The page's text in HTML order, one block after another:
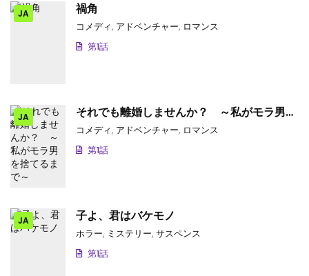
JA 禍角
コメディ, アドベンチャー, ロマンス
第1話
JA
それでも離婚しませんか？ ～私がモラ男を
捨てるまで～
コメディ, アドベンチャー, ロマンス
第1話
JA 子よ、君はバケモノ
ホラー, ミステリー, サスペンス
第1話